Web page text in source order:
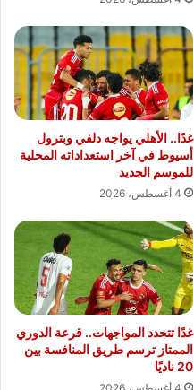
غدًا.. الأهلي يواجه دلفي وبترول
أسيوط في آخر استعداداته المحلية
للموسم الجديد
4 أغسطس، 2026
غدًا تتحدد المواجهات.. قرعة الدوري
الممتاز ترسم طريق المنافسة بين
20 ناديًا